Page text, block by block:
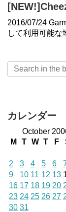
2016/07/24
して利用可能な
カレンダー
October
M
T W T F
2
3 4 5 6
9
10 11 12 13
16 17 18 19 20
23 24 25 26 27
30 31